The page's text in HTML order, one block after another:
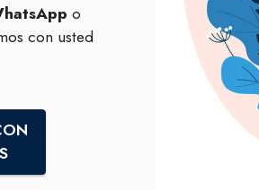
o
con usted